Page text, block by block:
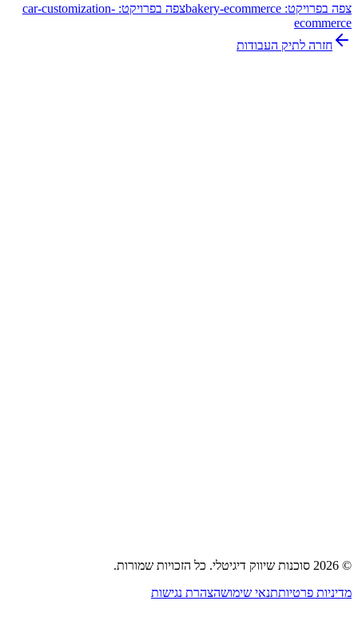
צפה בפרויקט: bakery-ecommerceצפה בפרויקט: car-customization-
ecommerce
חזרה לתיק העבודות
©
2026 סוכנות שיווק דיגיטלי. כל הזכויות שמורות.
מדיניות פרטיותתנאי שימושהצהרת נגישות